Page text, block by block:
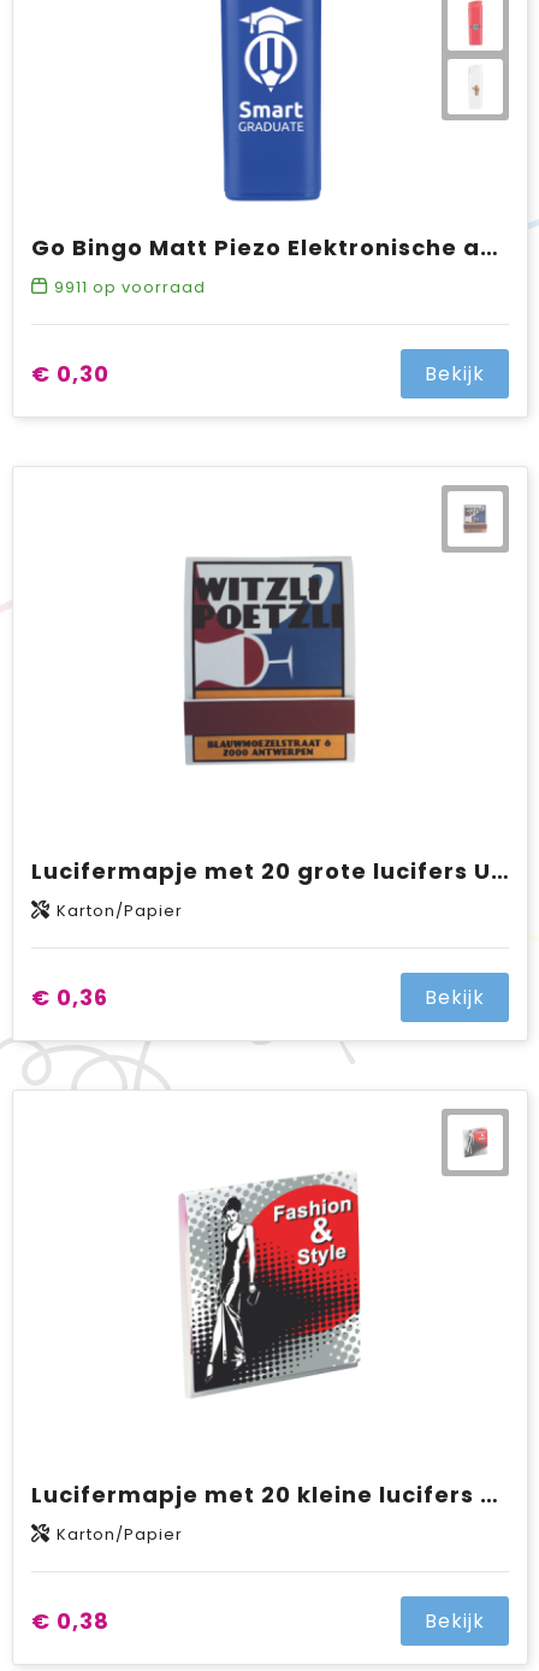
Go Bingo Matt Piezo Elektronische aansteker HC, navulbaar
9911 op voorraad
€ 0,30 Bekijk
Lucifermapje met 20 grote lucifers UV lak uitvoering met full colour opdruk
Karton/Papier
€ 0,36 Bekijk
Lucifermapje met 20 kleine lucifers UV lak met full colour opdruk
Karton/Papier
€ 0,38 Bekijk